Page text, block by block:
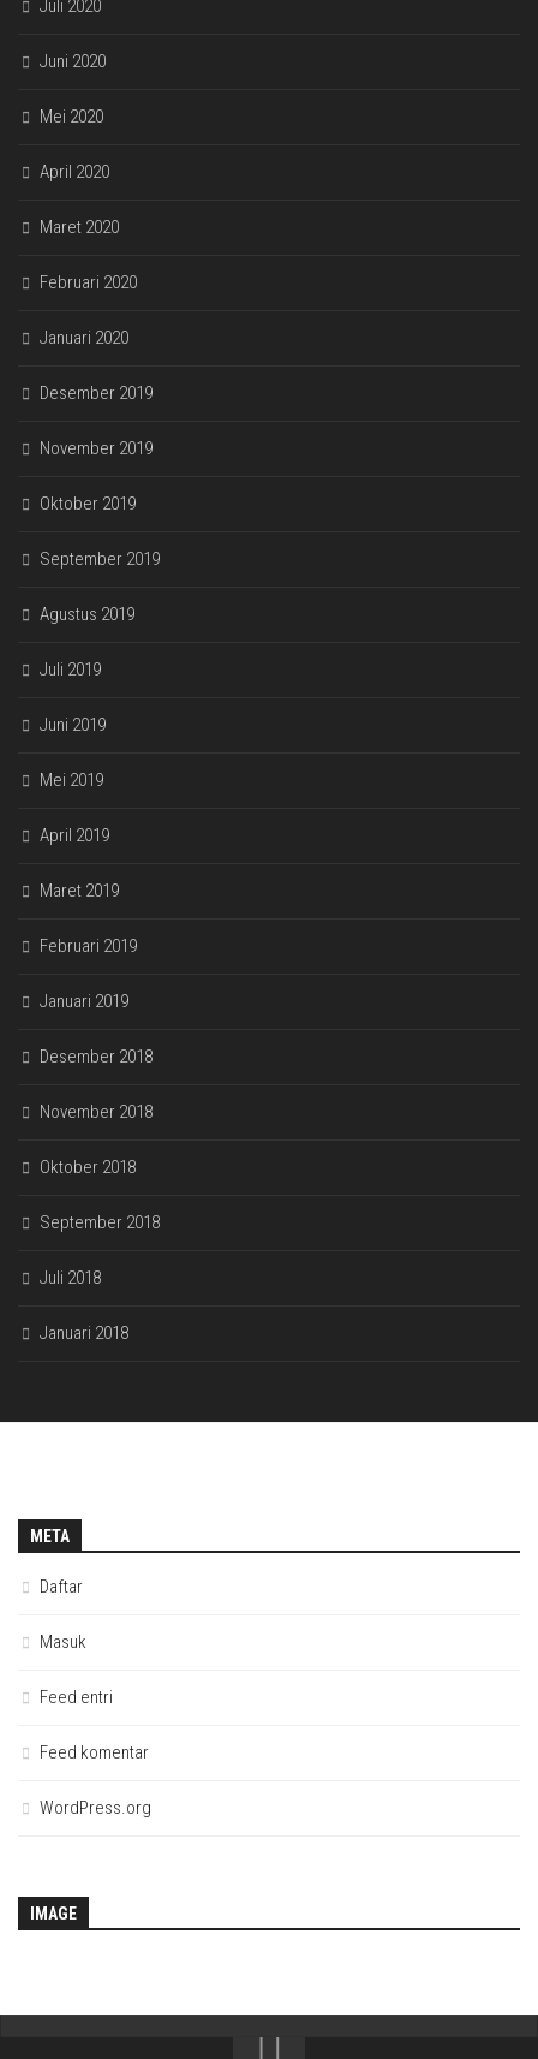
Juli 2020
Juni 2020
Mei 2020
April 2020
Maret 2020
Februari 2020
Januari 2020
Desember 2019
November 2019
Oktober 2019
September 2019
Agustus 2019
Juli 2019
Juni 2019
Mei 2019
April 2019
Maret 2019
Februari 2019
Januari 2019
Desember 2018
November 2018
Oktober 2018
September 2018
Juli 2018
Januari 2018
META
Daftar
Masuk
Feed entri
Feed komentar
WordPress.org
IMAGE